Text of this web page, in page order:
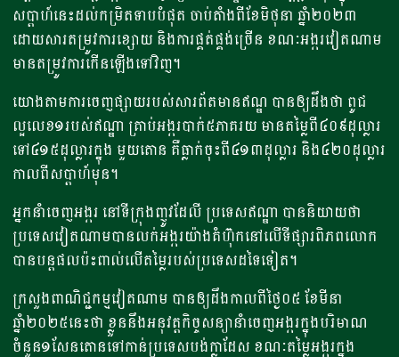
សប្តាហ៍នេះដល់កម្រិតទាបបំផុត ចាប់តាំងពីខែមិថុនា ឆ្នាំ២០២៣
ដោយសារតម្រូវការខ្សោយ និងការផ្គត់ផ្គង់ច្រើន ខណៈអង្ករវៀតណាម
មានតម្រូវការកើនឡើងទៅវិញ។
យោងតាមការចេញផ្សាយរបស់សារព័តមានឥណ្ឌ បានឲ្យដឹងថា ពូជ
ល្អលេខ១របស់ឥណ្ឌា គ្រាប់អង្ករបាក់៥ភាគរយ មានតម្លៃពី៤០៩ដុល្លារ
ទៅ៤១៥ដុល្លារក្នុង មួយតោន គឺធ្លាក់ចុះពី៤១៣ដុល្លារ និង៤២០ដុល្លារ
កាលពីសប្តាហ៍មុន។
អ្នកនាំចេញអង្ករ នៅទីក្រុងញូវដែលី ប្រទេសឥណ្ឌា បាននិយាយថា
ប្រទេសវៀតណាមបានលក់អង្ករយ៉ាងគំហ៊ុកនៅលើទីផ្សារពិភពលោក
បានបន្តផលប៉ះពាល់លើតម្លៃរបស់ប្រទេសដទៃទៀត។
ក្រសួងពាណិជ្ជកម្មវៀតណាម បានឲ្យដឹងកាលពីថ្ងៃ០៥ ខែមីនា
ឆ្នាំ២០២៥នេះថា ខ្លួននឹងអនុវត្តកិច្ចសន្យានាំចេញអង្ករក្នុងបរិមាណ
ចំនួន១សែនតោនទៅកាន់ប្រទេសបង់ក្លាដែស ខណៈតម្លៃអង្ករក្នុង